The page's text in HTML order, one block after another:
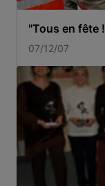
"Tous en fête
07/12/07